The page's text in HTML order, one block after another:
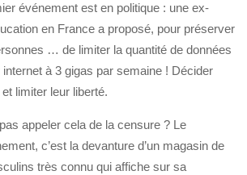
événement est en politique : une ex-
en France a proposé, pour préserver
… de limiter la quantité de données
à 3 gigas par semaine ! Décider
limiter leur liberté.
appeler cela de la censure ? Le
c’est la devanture d’un magasin de
très connu qui affiche sur sa